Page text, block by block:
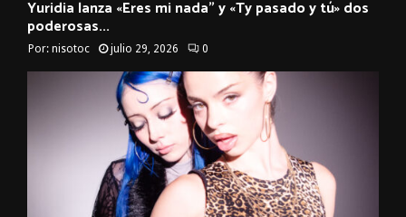
Yuridia lanza «Eres mi nada” y «Ty pasado y tú» dos
poderosas...
Por: nisotoc julio 29, 2026 0